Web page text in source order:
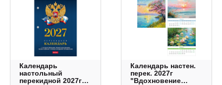
Календарь
настольный
перекидной 2027г
Календарь настен.
перек. 2027г
"Вдохновение